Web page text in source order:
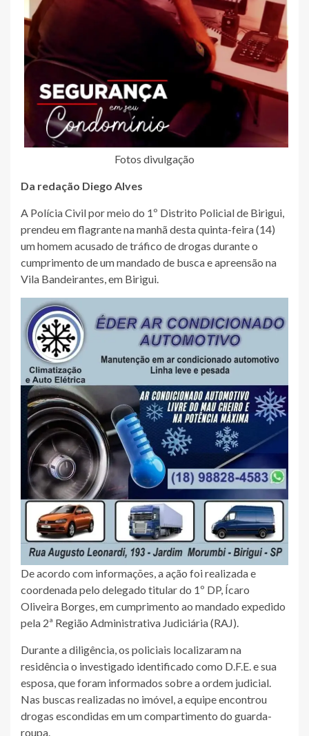
Fotos divulgação
Da redação Diego Alves
A Polícia Civil por meio do 1º Distrito Policial de Birigui,
prendeu em flagrante na manhã desta quinta-feira (14)
um homem acusado de tráfico de drogas durante o
cumprimento de um mandado de busca e apreensão na
Vila Bandeirantes, em Birigui.
De acordo com informações, a ação foi realizada e
coordenada pelo delegado titular do 1º DP, Ícaro
Oliveira Borges, em cumprimento ao mandado expedido
pela 2ª Região Administrativa Judiciária (RAJ).
Durante a diligência, os policiais localizaram na
residência o investigado identificado como D.F.E. e sua
esposa, que foram informados sobre a ordem judicial.
Nas buscas realizadas no imóvel, a equipe encontrou
drogas escondidas em um compartimento do guarda-
roupa.